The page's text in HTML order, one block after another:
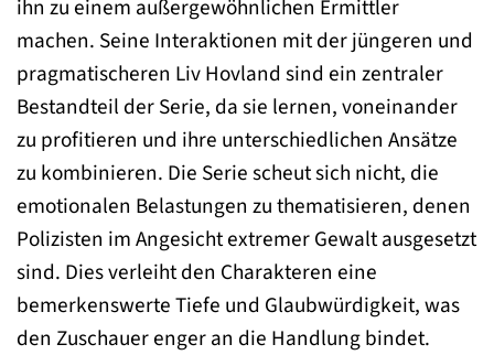
ihn zu einem außergewöhnlichen Ermittler
machen. Seine Interaktionen mit der jüngeren und
pragmatischeren Liv Hovland sind ein zentraler
Bestandteil der Serie, da sie lernen, voneinander
zu profitieren und ihre unterschiedlichen Ansätze
zu kombinieren. Die Serie scheut sich nicht, die
emotionalen Belastungen zu thematisieren, denen
Polizisten im Angesicht extremer Gewalt ausgesetzt
sind. Dies verleiht den Charakteren eine
bemerkenswerte Tiefe und Glaubwürdigkeit, was
den Zuschauer enger an die Handlung bindet.